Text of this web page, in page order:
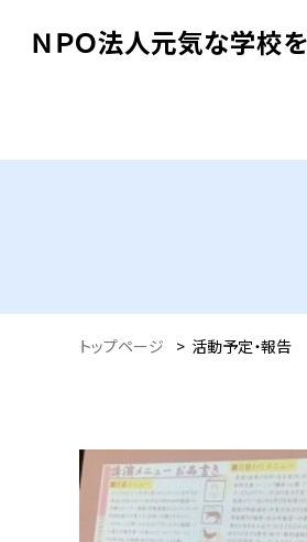
ＮＰＯ法人元気な学校
トップページ > 活動予定・報告